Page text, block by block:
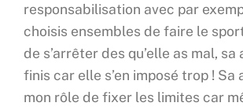
responsabilisation avec par
choisis ensembles de faire le
de s’arrêter des qu’elle as mal, sa
finis car elle s’en imposé trop ! Sa
mon rôle de fixer les limites car